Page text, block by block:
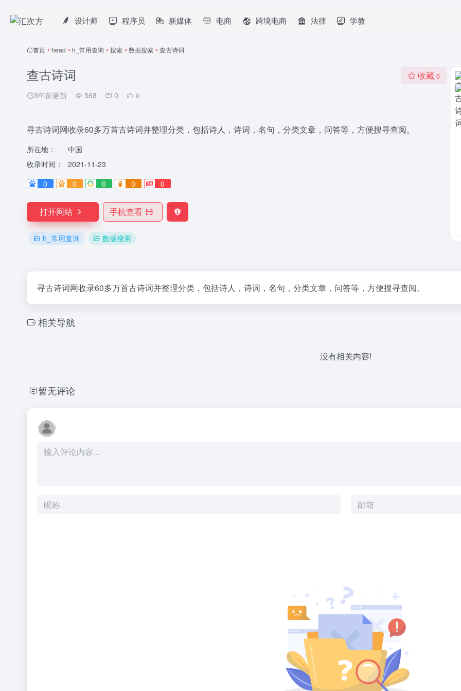
设计师 程序员 新媒体 电商 跨境电商 法律 学教
首页 • head • h_常用查询 • 搜索 • 数据搜索 • 查古诗词
查古诗词
3年前更新 568 0 0
收藏 0
寻古诗词网收录60多万首古诗词并整理分类，包括诗人，诗词，名句，分类文章，问答等，方便搜寻查阅。
所在地：
中国
收录时间：
2021-11-23
0
0 0 0 0
打开网站 手机查看
h_常用查询 数据搜索
寻古诗词网收录60多万首古诗词并整理分类，包括诗人，诗词，名句，分类文章，问答等，方便搜寻查阅。
相关导航
没有相关内容!
暂无评论